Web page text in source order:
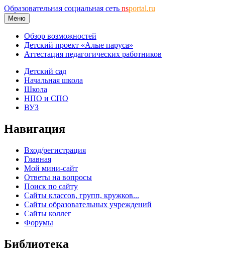
Образовательная социальная сеть nsportal.ru
Меню
Обзор возможностей
Детский проект «Алые паруса»
Аттестация педагогических работников
Детский сад
Начальная школа
Школа
НПО и СПО
ВУЗ
Навигация
Вход/регистрация
Главная
Мой мини-сайт
Ответы на вопросы
Поиск по сайту
Сайты классов, групп, кружков...
Сайты образовательных учреждений
Сайты коллег
Форумы
Библиотека